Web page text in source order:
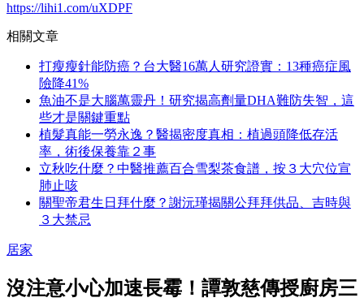
https://lihi1.com/uXDPF
相關文章
打瘦瘦針能防癌？台大醫16萬人研究證實：13種癌症風
險降41%
魚油不是大腦萬靈丹！研究揭高劑量DHA難防失智，這
些才是關鍵重點
植髮真能一勞永逸？醫揭密度真相：植過頭降低存活
率，術後保養靠２事
立秋吃什麼？中醫推薦百合雪梨茶食譜，按３大穴位宣
肺止咳
關聖帝君生日拜什麼？謝沅瑾揭關公拜拜供品、吉時與
３大禁忌
居家
沒注意小心加速長霉！譚敦慈傳授廚房三